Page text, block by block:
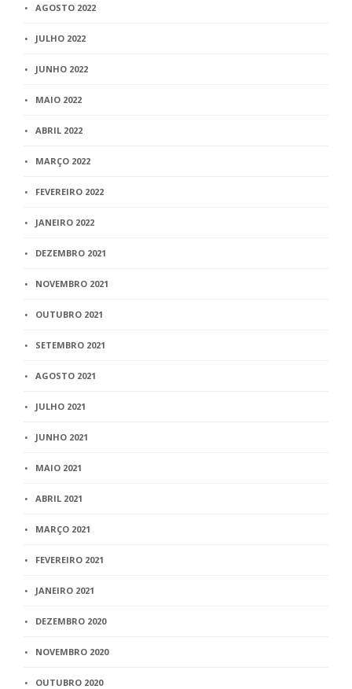
AGOSTO 2022
JULHO 2022
JUNHO 2022
MAIO 2022
ABRIL 2022
MARÇO 2022
FEVEREIRO 2022
JANEIRO 2022
DEZEMBRO 2021
NOVEMBRO 2021
OUTUBRO 2021
SETEMBRO 2021
AGOSTO 2021
JULHO 2021
JUNHO 2021
MAIO 2021
ABRIL 2021
MARÇO 2021
FEVEREIRO 2021
JANEIRO 2021
DEZEMBRO 2020
NOVEMBRO 2020
OUTUBRO 2020